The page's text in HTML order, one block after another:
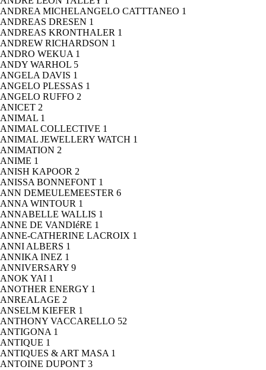
ANDREA MICHELANGELO CATTTANEO 1
ANDREAS DRESEN 1
ANDREAS KRONTHALER 1
ANDREW RICHARDSON 1
ANDRO WEKUA 1
ANDY WARHOL 5
ANGELA DAVIS 1
ANGELO PLESSAS 1
ANGELO RUFFO 2
ANICET 2
ANIMAL 1
ANIMAL COLLECTIVE 1
ANIMAL JEWELLERY WATCH 1
ANIMATION 2
ANIME 1
ANISH KAPOOR 2
ANISSA BONNEFONT 1
ANN DEMEULEMEESTER 6
ANNA WINTOUR 1
ANNABELLE WALLIS 1
ANNE DE VANDIéRE 1
ANNE-CATHERINE LACROIX 1
ANNI ALBERS 1
ANNIKA INEZ 1
ANNIVERSARY 9
ANOK YAI 1
ANOTHER ENERGY 1
ANREALAGE 2
ANSELM KIEFER 1
ANTHONY VACCARELLO 52
ANTIGONA 1
ANTIQUE 1
ANTIQUES & ART MASA 1
ANTOINE DUPONT 3